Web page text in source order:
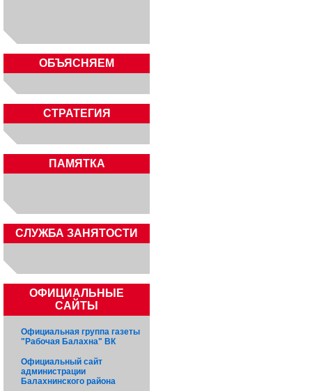
ОБЪЯСНЯЕМ
СТРАТЕГИЯ
ПАМЯТКА
CЛУЖБА ЗАНЯТОСТИ
ОФИЦИАЛЬНЫЕ
САЙТЫ
Официальная группа газеты
"Рабочая Балахна" ВК
Официальный сайт
администрации
Балахнинского района